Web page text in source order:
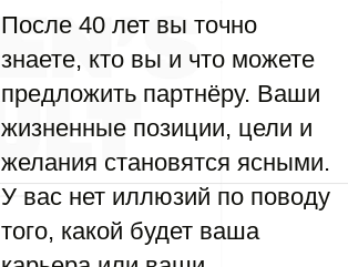
После 40 лет вы точно
знаете, кто вы и что можете
предложить партнёру. Ваши
жизненные позиции, цели и
желания становятся ясными.
У вас нет иллюзий по поводу
того, какой будет ваша